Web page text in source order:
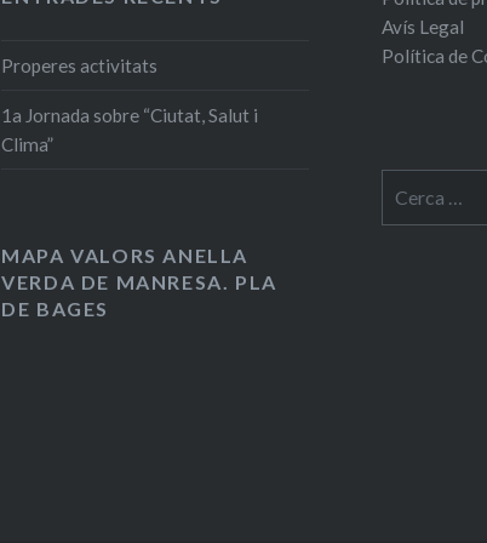
Properes activitats
1a Jornada sobre “Ciutat, Salut i
Clima”
Avís Legal
Política de
MAPA VALORS ANELLA
VERDA DE MANRESA. PLA
DE BAGES